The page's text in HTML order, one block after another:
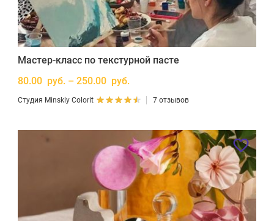
Мастер-класс по текстурной пасте
80.00 руб. – 250.00 руб.
Студия Minskiy Colorit 7 отзывов